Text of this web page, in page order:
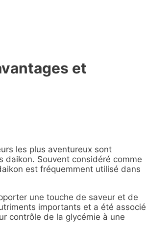
et
les plus aventureux sont
daikon. Souvent considéré comme
est fréquemment utilisé dans
une touche de saveur et de
importants et a été associé
contrôle de la glycémie à une